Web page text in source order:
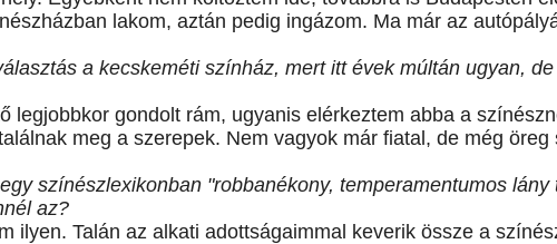
lakom, aztán pedig ingázom. Ma már az
a kecskeméti színház, mert itt évek múltán ugyan,
legjobbkor gondolt rám, ugyanis elérkeztem abba a
meg a szerepek. Nem vagyok már fiatal, de még öreg
színészlexikonban "robbanékony, temperamentumos lány
az?
ilyen. Talán az alkati adottságaimmal keverik össze a